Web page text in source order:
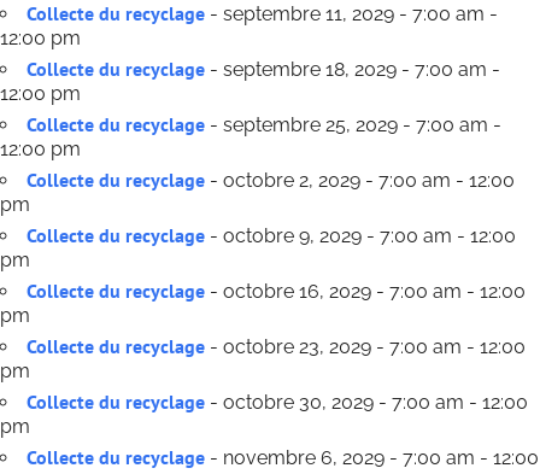
Collecte du recyclage - septembre 11, 2029 - 7:00 am -
12:00 pm
Collecte du recyclage - septembre 18, 2029 - 7:00 am -
12:00 pm
Collecte du recyclage - septembre 25, 2029 - 7:00 am -
12:00 pm
Collecte du recyclage - octobre 2, 2029 - 7:00 am - 12:00
pm
Collecte du recyclage - octobre 9, 2029 - 7:00 am - 12:00
pm
Collecte du recyclage - octobre 16, 2029 - 7:00 am - 12:00
pm
Collecte du recyclage - octobre 23, 2029 - 7:00 am - 12:00
pm
Collecte du recyclage - octobre 30, 2029 - 7:00 am - 12:00
pm
Collecte du recyclage - novembre 6, 2029 - 7:00 am - 12:00